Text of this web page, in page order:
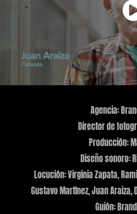
Agencia:
Director de
Producción:
Diseño sonoro:
Locución: Virginia Zapata,
Gustavo Martínez, Juan Araiza,
Guión: